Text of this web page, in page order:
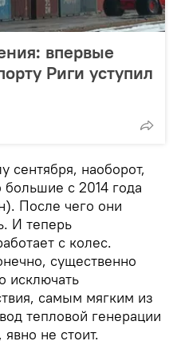
впервые
Риги уступил
сентября, наоборот,
с 2014 года
После чего они
И теперь
с колес.
существенно
исключать
самым мягким из
тепловой генерации
не стоит.